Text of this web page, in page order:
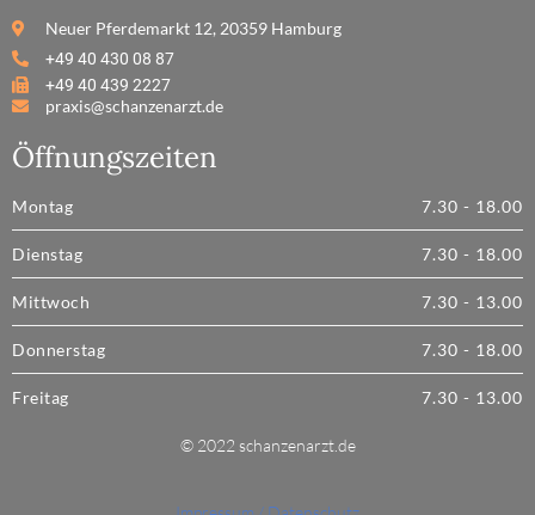
Neuer Pferdemarkt 12, 20359 Hamburg
+49 40 430 08 87
+49 40 439 2227
praxis@schanzenarzt.de
Öffnungszeiten
Montag 7.30 - 18.00
Dienstag 7.30 - 18.00
Mittwoch 7.30 - 13.00
Donnerstag 7.30 - 18.00
Freitag 7.30 - 13.00
© 2022 schanzenarzt.de